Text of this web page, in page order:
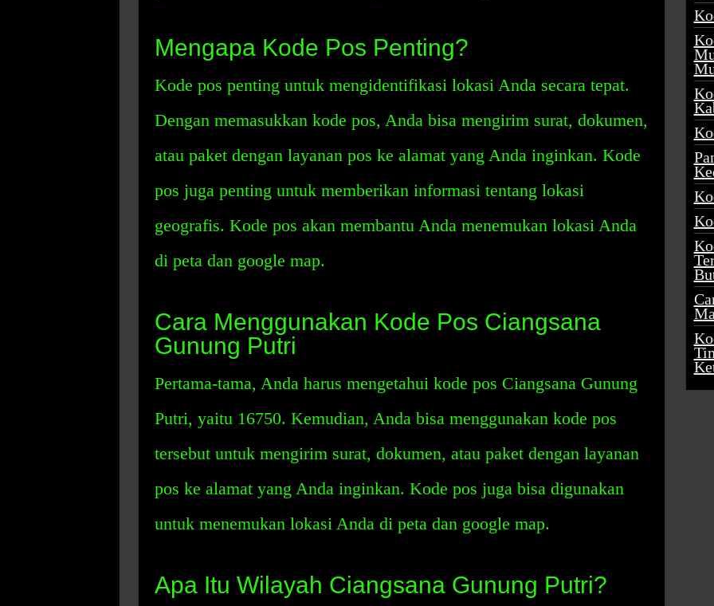
Mengapa Kode Pos Penting?
Kode pos penting untuk mengidentifikasi lokasi Anda secara tepat.
Dengan memasukkan kode pos, Anda bisa mengirim surat, dokumen,
atau paket dengan layanan pos ke alamat yang Anda inginkan. Kode
pos juga penting untuk memberikan informasi tentang lokasi
geografis. Kode pos akan membantu Anda menemukan lokasi Anda
di peta dan google map.
Cara Menggunakan Kode Pos Ciangsana
Gunung Putri
Pertama-tama, Anda harus mengetahui kode pos Ciangsana Gunung
Putri, yaitu 16750. Kemudian, Anda bisa menggunakan kode pos
tersebut untuk mengirim surat, dokumen, atau paket dengan layanan
pos ke alamat yang Anda inginkan. Kode pos juga bisa digunakan
untuk menemukan lokasi Anda di peta dan google map.
Apa Itu Wilayah Ciangsana Gunung Putri?